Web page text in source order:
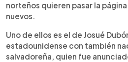
norteños quieren pasar la
nuevos.
Uno de ellos es el de Josué
estadounidense con también
salvadoreña, quien fue